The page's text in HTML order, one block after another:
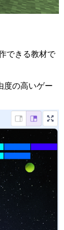
できる教材で
度の高いゲー